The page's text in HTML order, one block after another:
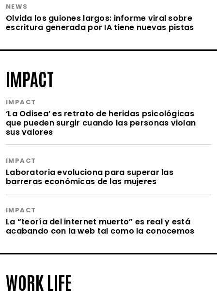
NEWS
Olvida los guiones largos: informe viral sobre
escritura generada por IA tiene nuevas pistas
IMPACT
IMPACT
‘La Odisea’ es retrato de heridas psicológicas
que pueden surgir cuando las personas violan
sus valores
IMPACT
Laboratoria evoluciona para superar las
barreras económicas de las mujeres
IMPACT
La “teoría del internet muerto” es real y está
acabando con la web tal como la conocemos
WORK LIFE